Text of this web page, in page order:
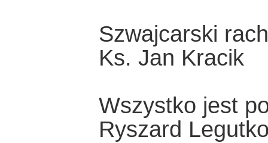
Szwajcarski
Ks. Jan Kracik
Wszystko jest
Ryszard